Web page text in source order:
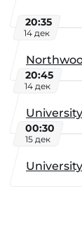
20:35
14 дек
20:45
14 дек
00:30
15 дек